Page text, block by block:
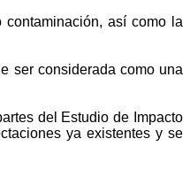
así como la
ser considerada como una
del Estudio de Impacto
ya existentes y se